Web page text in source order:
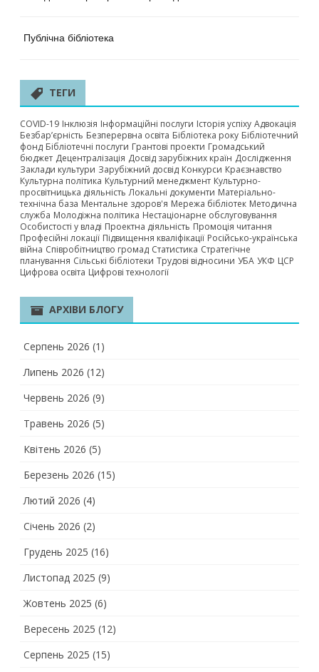
Публічна бібліотека
ТЕГИ
COVID-19 Інклюзія Інформаційні послуги Історія успіху Адвокація
Безбар’єрність Безперервна освіта Бібліотека року Бібліотечний
фонд Бібліотечні послуги Грантові проекти Громадський
бюджет Децентралізація Досвід зарубіжних країн Дослідження
Заклади культури Зарубіжний досвід Конкурси Краєзнавство
Культурна політика Культурний менеджмент Культурно-
просвітницька діяльність Локальні документи Матеріально-
технічна база Ментальне здоров'я Мережа бібліотек Методична
служба Молодіжна політика Нестаціонарне обслуговування
Особистості у владі Проектна діяльність Промоція читання
Професійні локації Підвищення кваліфікації Російсько-українська
війна Співробітництво громад Статистика Стратегічне
планування Сільські бібліотеки Трудові відносини УБА УКФ ЦСР
Цифрова освіта Цифрові технології
АРХІВИ БЛОГУ
Серпень 2026 (1)
Липень 2026 (12)
Червень 2026 (9)
Травень 2026 (5)
Квітень 2026 (5)
Березень 2026 (15)
Лютий 2026 (4)
Січень 2026 (2)
Грудень 2025 (16)
Листопад 2025 (9)
Жовтень 2025 (6)
Вересень 2025 (12)
Серпень 2025 (15)